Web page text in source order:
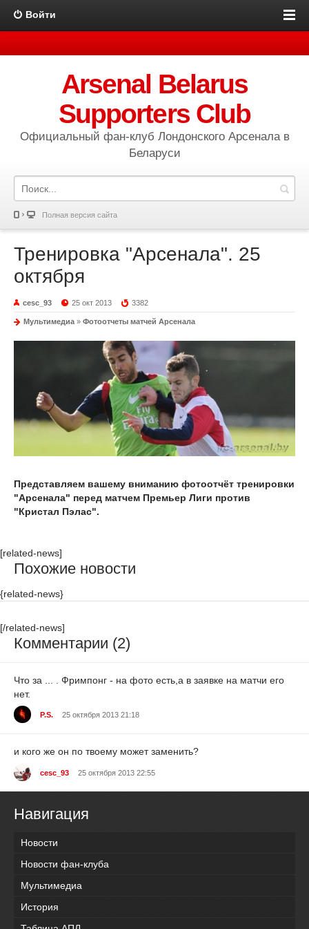
Войти
Arsenal Belarus
Supporters Club
Официальный фан-клуб Лондонского Арсенала в
Беларуси
Полная версия сайта
Тренировка "Арсенала". 25
октября
cesc_93 25 окт 2013 3382
Мультимедиа » Фотоотчеты матчей Арсенала
Представляем вашему вниманию фотоотчёт тренировки
"Арсенала" перед матчем Премьер Лиги против
"Кристал Пэлас".
[related-news]
Похожие новости
{related-news}
[/related-news]
Комментарии (2)
Что за ... . Фримпонг - на фото есть,а в заявке на матчи его
нет.
P.S. 25 октября 2013 21:18
и кого же он по твоему может заменить?
cesc_93 25 октября 2013 22:55
Навигация
Новости
Новости фан-клуба
Мультимедиа
История